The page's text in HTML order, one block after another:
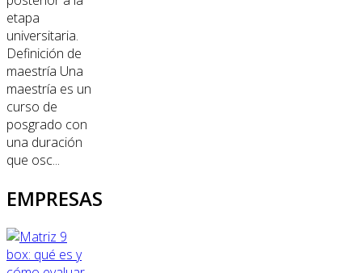
etapa
universitaria.
Definición de
maestría Una
maestría es un
curso de
posgrado con
una duración
que osc...
EMPRESAS